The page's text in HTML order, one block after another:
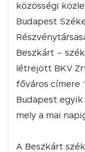
közösségi
Budapest
Beszkárt –
létrejött BKV
főváros címere
Budapest
mely a mai
A Beszkárt